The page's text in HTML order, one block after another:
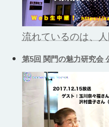
流れているのは、人
第5回 関門の魅力研究会